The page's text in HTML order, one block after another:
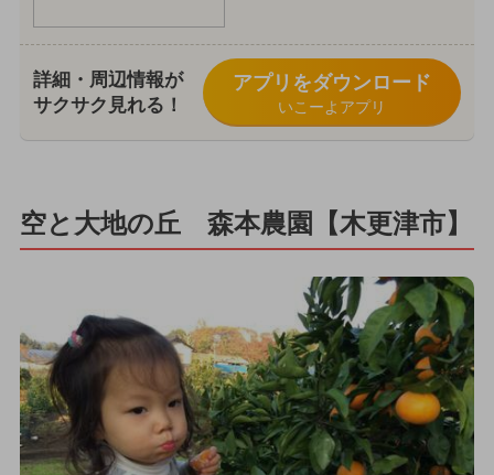
詳細・周辺情報が
サクサク見れる！
アプリをダウンロード
いこーよアプリ
空と大地の丘 森本農園【木更津市】